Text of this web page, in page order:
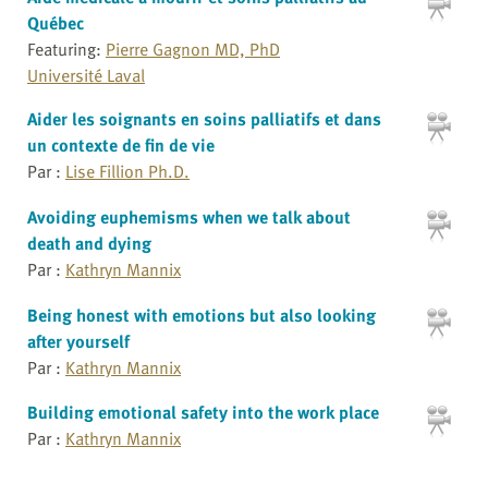
Québec
Featuring: Pierre Gagnon MD, PhD
Université Laval
Aider les soignants en soins palliatifs et dans
un contexte de fin de vie
Par : Lise Fillion Ph.D.
Avoiding euphemisms when we talk about
death and dying
Par : Kathryn Mannix
Being honest with emotions but also looking
after yourself
Par : Kathryn Mannix
Building emotional safety into the work place
Par : Kathryn Mannix